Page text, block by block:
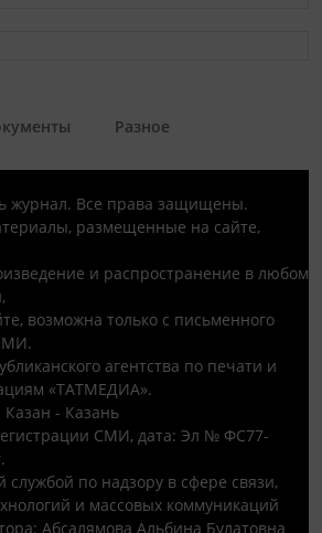
Разное
журнал. Все права защищены.
размещенные на сайте,
и распространение в любом
возможна только с письменного
агентства по печати и
«ТАТМЕДИА».
- Казань
СМИ, дата: Эл № ФС77-
по надзору в сфере связи,
и массовых коммуникаций
Абсалямова Альбина Булатовна